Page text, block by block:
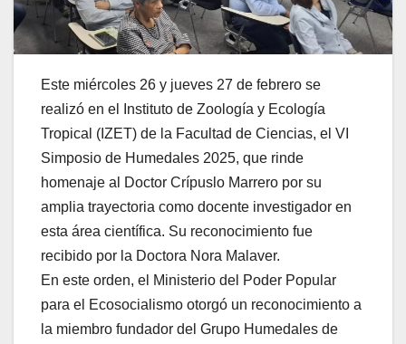
Este miércoles 26 y jueves 27 de febrero se
realizó en el Instituto de Zoología y Ecología
Tropical (IZET) de la Facultad de Ciencias, el VI
Simposio de Humedales 2025, que rinde
homenaje al Doctor Crípuslo Marrero por su
amplia trayectoria como docente investigador en
esta área científica. Su reconocimiento fue
recibido por la Doctora Nora Malaver.
En este orden, el Ministerio del Poder Popular
para el Ecosocialismo otorgó un reconocimiento a
la miembro fundador del Grupo Humedales de